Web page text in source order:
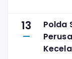
13
Polda